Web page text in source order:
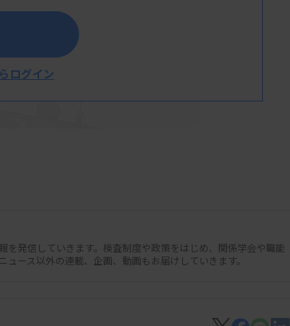
告した。できるだけ早期に
ログイン
発信していきます。検査制度や政策をはじめ、関係学会や職能
ース以外の連載、企画、動画もお届けしていきます。